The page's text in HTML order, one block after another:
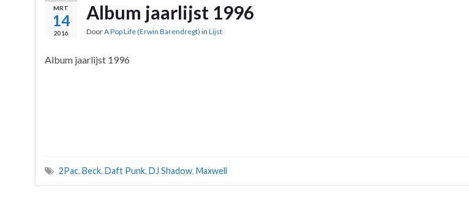
MRT
14
2016
Album jaarlijst 1996
DoorA Pop Life (Erwin Barendregt) in Lijst
Album jaarlijst 1996
2Pac, Beck, Daft Punk, DJ Shadow, Maxwell